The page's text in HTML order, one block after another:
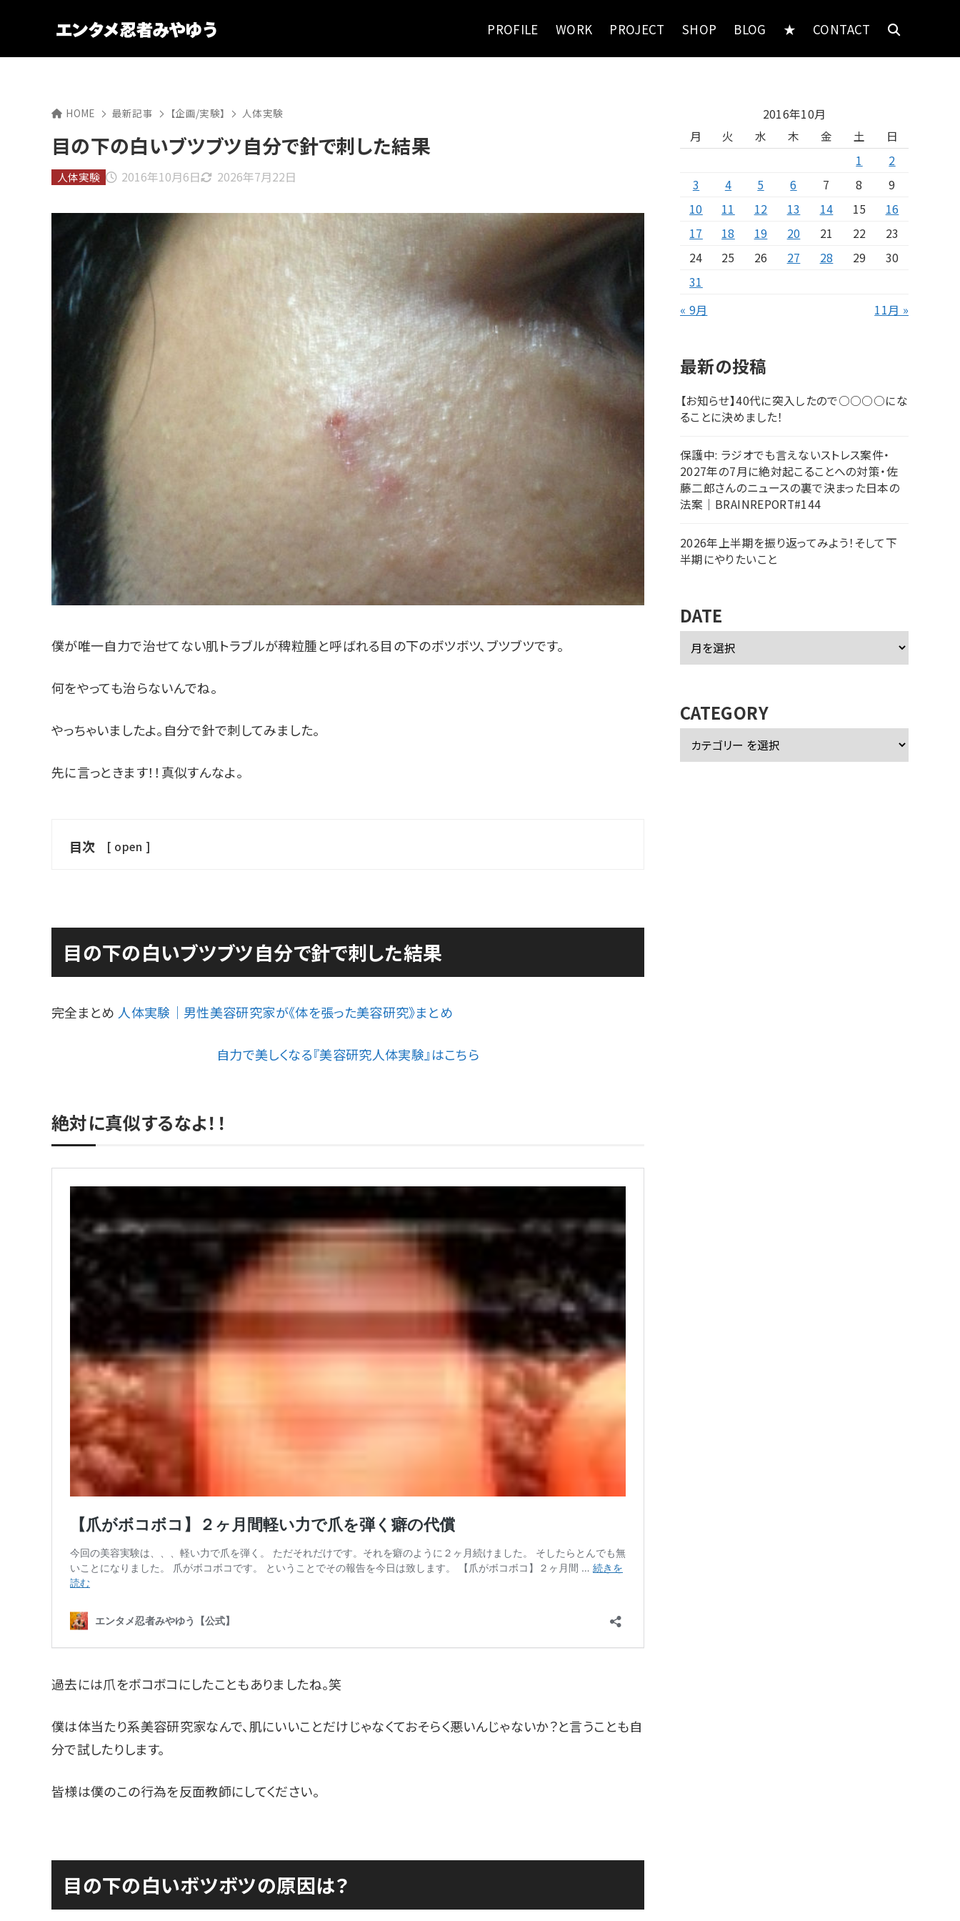
PROFILE WORK PROJECT SHOP BLOG ★ CONTACT
HOME 最新記事 【企画/実験】 人体実験
目の下の白いブツブツ自分で針で刺した結果
2016年10月6日 2026年7月22日
人体実験
僕が唯一自力で治せてない肌トラブルが稗粒腫と呼ばれる目の下のボツボツ、ブツブツです。
何をやっても治らないんでね。
やっちゃいましたよ。自分で針で刺してみました。
先に言っときます！！真似すんなよ。
目次 [ open ]
目の下の白いブツブツ自分で針で刺した結果
完全まとめ 人体実験｜男性美容研究家が《体を張った美容研究》まとめ
自力で美しくなる『美容研究人体実験』はこちら
絶対に真似するなよ！！
過去には爪をボコボコにしたこともありましたね。笑
僕は体当たり系美容研究家なんで、肌にいいことだけじゃなくておそらく悪いんじゃないか？と言うことも自
分で試したりします。
皆様は僕のこの行為を反面教師にしてください。
目の下の白いボツボツの原因は？
2016年10月
月
火 水 木 金 土
日
1
2
3
4 5 6 7 8
9
10
11 12 13 14 15
16
17
18 19 20 21 22
23
24
25 26 27 28 29
30
31
« 9月
11月 »
最新の投稿
【お知らせ】40代に突入したので○○○○にな
ることに決めました！
保護中: ラジオでも言えないストレス案件・
2027年の7月に絶対起こることへの対策・佐
藤二郎さんのニュースの裏で決まった日本の
法案｜BRAINREPORT#144
2026年上半期を振り返ってみよう！そして下
半期にやりたいこと
DATE
ー
ブ
CATEGORY